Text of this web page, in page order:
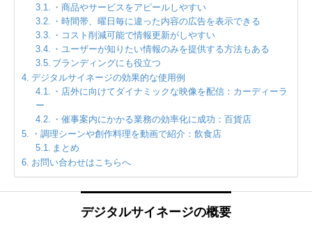
・商品やサービスをアピールしやすい
・時間帯、曜日毎に違った内容の広告を表示できる
・コスト削減可能で情報更新がしやすい
・ユーザーが知りたい情報のみを提供する方法もある
ブランディングにも役立つ
デジタルサイネージの効果的な使用例
・店外に向けてダイナミックな映像を配信：カーディーラ
ー
・催事案内にかかる業務の効率化に成功：百貨店
・調理シーンや創作料理を動画で紹介：飲食店
まとめ
お問い合わせはこちらへ
デジタルサイネージの概要